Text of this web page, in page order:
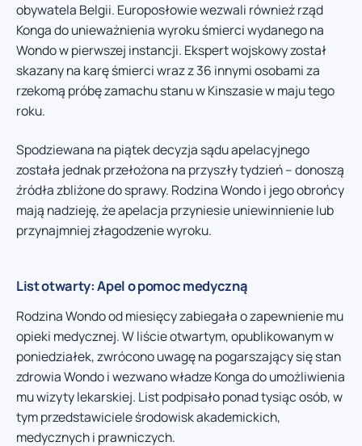
obywatela Belgii. Europosłowie wezwali również rząd
Konga do unieważnienia wyroku śmierci wydanego na
Wondo w pierwszej instancji. Ekspert wojskowy został
skazany na karę śmierci wraz z 36 innymi osobami za
rzekomą próbę zamachu stanu w Kinszasie w maju tego
roku.
Spodziewana na piątek decyzja sądu apelacyjnego
została jednak przełożona na przyszły tydzień – donoszą
źródła zbliżone do sprawy. Rodzina Wondo i jego obrońcy
mają nadzieję, że apelacja przyniesie uniewinnienie lub
przynajmniej złagodzenie wyroku.
List otwarty: Apel o pomoc medyczną
Rodzina Wondo od miesięcy zabiegała o zapewnienie mu
opieki medycznej. W liście otwartym, opublikowanym w
poniedziałek, zwrócono uwagę na pogarszający się stan
zdrowia Wondo i wezwano władze Konga do umożliwienia
mu wizyty lekarskiej. List podpisało ponad tysiąc osób, w
tym przedstawiciele środowisk akademickich,
medycznych i prawniczych.